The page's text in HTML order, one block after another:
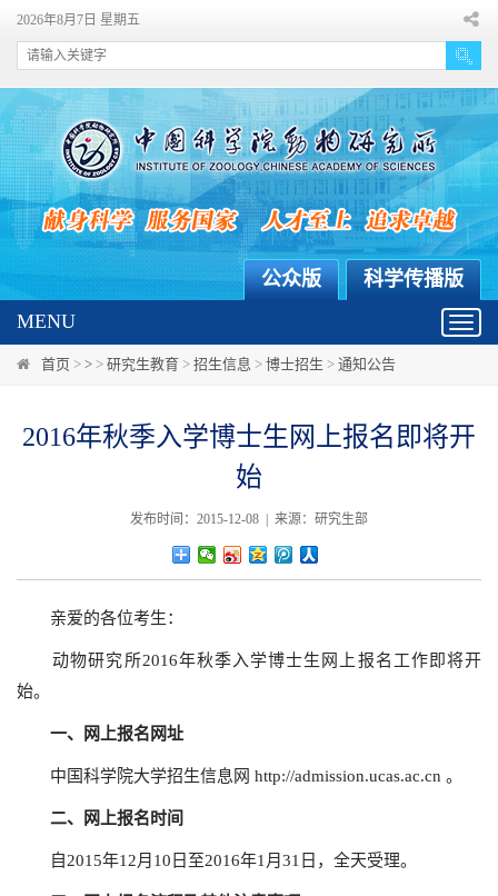
2026年8月7日 星期五
科学传播版
公众版
MENU
首页 > > > 研究生教育 > 招生信息 > 博士招生 > 通知公告
2016年秋季入学博士生网上报名即将开
始
发布时间：2015-12-08 | 来源：研究生部
亲爱的各位考生：
动物研究所2016年秋季入学博士生网上报名工作即将开
始。
一、网上报名网址
中国科学院大学招生信息网 http://admission.ucas.ac.cn 。
二、网上报名时间
自2015年12月10日至2016年1月31日，全天受理。